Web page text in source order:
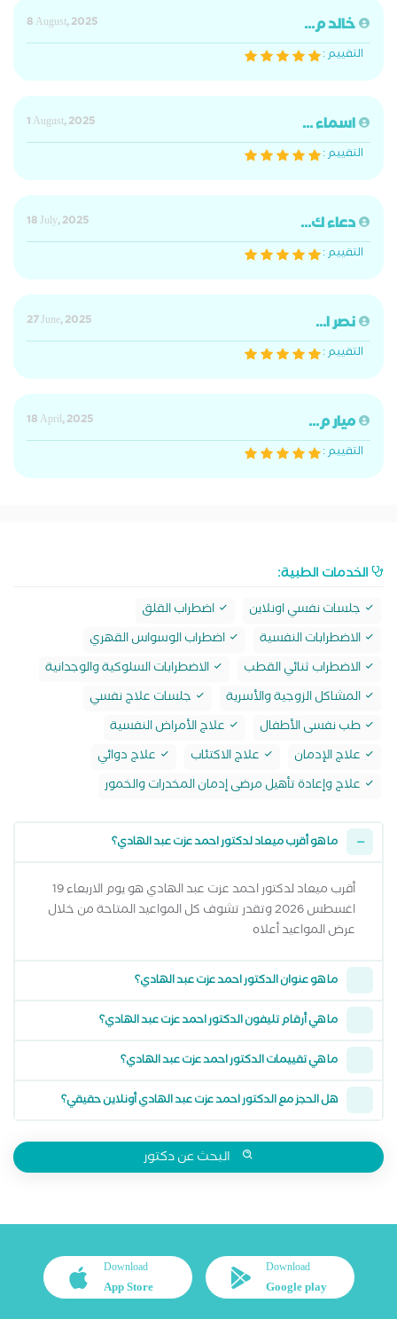
خالد م...
8 August, 2025
التقييم :
اسماء ...
1 August, 2025
التقييم :
دعاء ك...
18 July, 2025
التقييم :
نصر ا...
27 June, 2025
التقييم :
ميار م...
18 April, 2025
التقييم :
الخدمات الطبية:
جلسات نفسي اونلاين
اضطراب القلق
الاضطرابات النفسية
اضطراب الوسواس القهري
الاضطراب ثنائي القطب
الاضطرابات السلوكية والوجدانية
المشاكل الزوجية والأسرية
جلسات علاج نفسي
طب نفسى الأطفال
علاج الأمراض النفسية
علاج الإدمان
علاج الاكتئاب
علاج دوائي
علاج وإعادة تأهيل مرضى إدمان المخدرات والخمور
ما هو أقرب ميعاد لدكتور احمد عزت عبد الهادي؟
أقرب ميعاد لدكتور احمد عزت عبد الهادي هو يوم الاربعاء 19
اغسطس 2026 وتقدر تشوف كل المواعيد المتاحة من خلال
عرض المواعيد أعلاه
ما هو عنوان الدكتور احمد عزت عبد الهادي؟
ما هي أرقام تليفون الدكتور احمد عزت عبد الهادي؟
ما هي تقييمات الدكتور احمد عزت عبد الهادي؟
هل الحجز مع الدكتور احمد عزت عبد الهادي أونلاين حقيقي؟
البحث عن دكتور
Download
Google play
Download
App Store